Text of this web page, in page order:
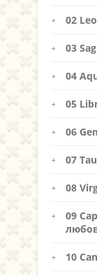
02
03
04
05
06
07
08
09
10